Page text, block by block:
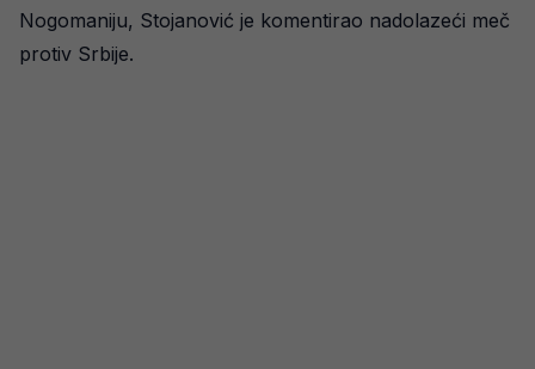
Nogomaniju, Stojanović je komentirao nadolazeći meč
protiv Srbije.